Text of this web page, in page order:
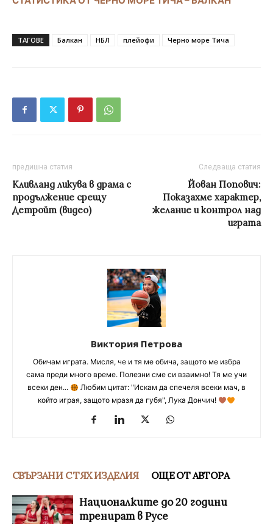
ТАГОВЕ Балкан НБЛ плейофи Черно море Тича
предишна статия
Кливланд ликува в драма с
продължение срещу
Детройт (видео)
Следваща статия
Йован Попович:
Показахме характер,
желание и контрол над
играта
Виктория Петрова
Обичам играта. Мисля, че и тя ме обича, защото ме избра
сама преди много време. Полезни сме си взаимно! Тя ме учи
всеки ден...
Любим цитат: "Искам да спечеля всеки мач, в
който играя, защото мразя да губя", Лука Дончич!
СВЪРЗАНИ С ТЯХ ИЗДЕЛИЯ ОЩЕ ОТ АВТОРА
Националките до 20 години
тренират в Русе